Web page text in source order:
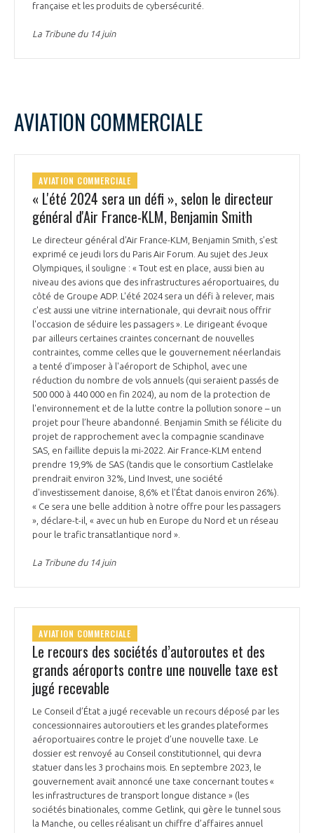
française et les produits de cybersécurité.
La Tribune du 14 juin
AVIATION COMMERCIALE
AVIATION COMMERCIALE
« L'été 2024 sera un défi », selon le directeur
général d'Air France-KLM, Benjamin Smith
Le directeur général d'Air France-KLM, Benjamin Smith, s'est
exprimé ce jeudi lors du Paris Air Forum. Au sujet des Jeux
Olympiques, il souligne : « Tout est en place, aussi bien au
niveau des avions que des infrastructures aéroportuaires, du
côté de Groupe ADP. L'été 2024 sera un défi à relever, mais
c'est aussi une vitrine internationale, qui devrait nous offrir
l'occasion de séduire les passagers ». Le dirigeant évoque
par ailleurs certaines craintes concernant de nouvelles
contraintes, comme celles que le gouvernement néerlandais
a tenté d’imposer à l'aéroport de Schiphol, avec une
réduction du nombre de vols annuels (qui seraient passés de
500 000 à 440 000 en fin 2024), au nom de la protection de
l'environnement et de la lutte contre la pollution sonore – un
projet pour l’heure abandonné. Benjamin Smith se félicite du
projet de rapprochement avec la compagnie scandinave
SAS, en faillite depuis la mi-2022. Air France-KLM entend
prendre 19,9% de SAS (tandis que le consortium Castlelake
prendrait environ 32%, Lind Invest, une société
d'investissement danoise, 8,6% et l'État danois environ 26%).
« Ce sera une belle addition à notre offre pour les passagers
», déclare-t-il, « avec un hub en Europe du Nord et un réseau
pour le trafic transatlantique nord ».
La Tribune du 14 juin
AVIATION COMMERCIALE
Le recours des sociétés d’autoroutes et des
grands aéroports contre une nouvelle taxe est
jugé recevable
Le Conseil d’État a jugé recevable un recours déposé par les
concessionnaires autoroutiers et les grandes plateformes
aéroportuaires contre le projet d’une nouvelle taxe. Le
dossier est renvoyé au Conseil constitutionnel, qui devra
statuer dans les 3 prochains mois. En septembre 2023, le
gouvernement avait annoncé une taxe concernant toutes «
les infrastructures de transport longue distance » (les
sociétés binationales, comme Getlink, qui gère le tunnel sous
la Manche, ou celles réalisant un chiffre d’affaires annuel